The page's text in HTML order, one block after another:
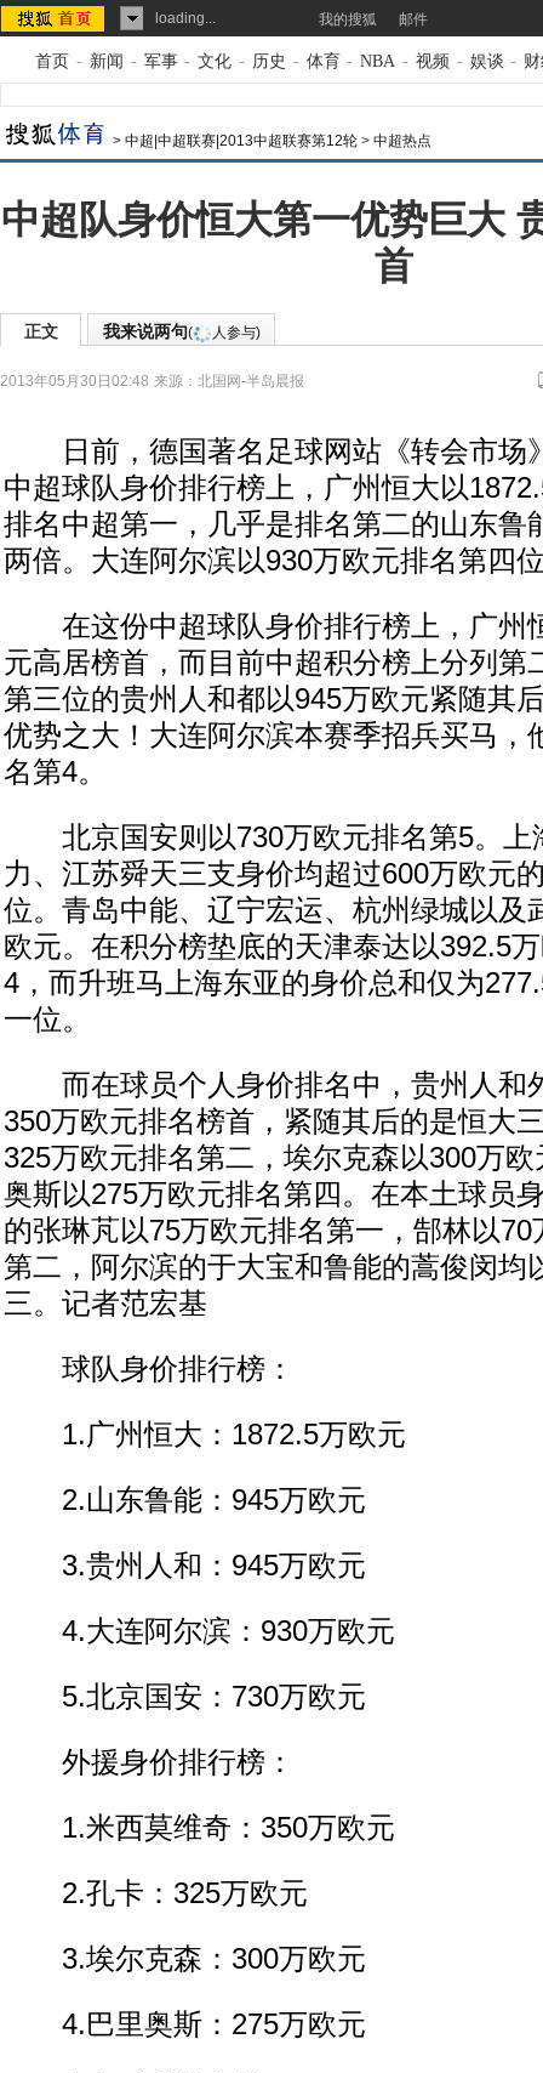
loading... 我的搜狐 邮件
首页 - 新闻 - 军事 - 文化 - 历史 - 体育 - NBA - 视频 - 娱谈 -
> 中超|中超联赛|2013中超联赛第12轮 > 中超热点
中超队身价恒大第一优势巨大
首
正文 我来说两句( 人参与)
2013年05月30日02:48 来源： 北国网-半岛晨报
日前，德国著名足球网站《转会市场
中超球队身价排行榜上，广州恒大以
排名中超第一，几乎是排名第二的山东鲁
两倍。大连阿尔滨以930万欧元排名第四
在这份中超球队身价排行榜上，广州
元高居榜首，而目前中超积分榜上分列第
第三位的贵州人和都以945万欧元紧随其
优势之大！大连阿尔滨本赛季招兵买马，
名第4。
北京国安则以730万欧元排名第5。上
力、江苏舜天三支身价均超过600万欧元
位。青岛中能、辽宁宏运、杭州绿城以及
欧元。在积分榜垫底的天津泰达以392.5
4，而升班马上海东亚的身价总和仅为
一位。
而在球员个人身价排名中，贵州人和
350万欧元排名榜首，紧随其后的是恒大
325万欧元排名第二，埃尔克森以300万
奥斯以275万欧元排名第四。在本土球员
的张琳芃以75万欧元排名第一，郜林以
第二，阿尔滨的于大宝和鲁能的蒿俊闵均
三。记者范宏基
球队身价排行榜：
1.广州恒大：1872.5万欧元
2.山东鲁能：945万欧元
3.贵州人和：945万欧元
4.大连阿尔滨：930万欧元
5.北京国安：730万欧元
外援身价排行榜：
1.米西莫维奇：350万欧元
2.孔卡：325万欧元
3.埃尔克森：300万欧元
4.巴里奥斯：275万欧元